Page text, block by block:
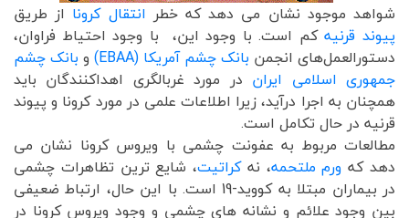
شواهد موجود نشان می دهد که خطر انتقال کرونا از طریق
پیوند قرنیهکم است. با وجود این، با وجود احتیاط فراوان،
دستورالعمل‌های انجمن بانک چشم آمریکا (EBAA) و بانک چشم
جمهوری اسلامی ایران در مورد غربالگری اهداکنندگان باید
همچنان به اجرا درآید، زیرا اطلاعات علمی در مورد کرونا و پیوند
قرنیه در حال تکامل است.
مطالعات مربوط به عفونت چشمی با ویروس کرونا نشان می
دهد که ورم ملتحمه، نهکراتیت، شایع ترین تظاهرات چشمی
در بیماران مبتلا به کووید-19 است. با این حال، ارتباط ضعیفی
بین وجود علائم و نشانه های چشمی و وجود ویروس کرونا در